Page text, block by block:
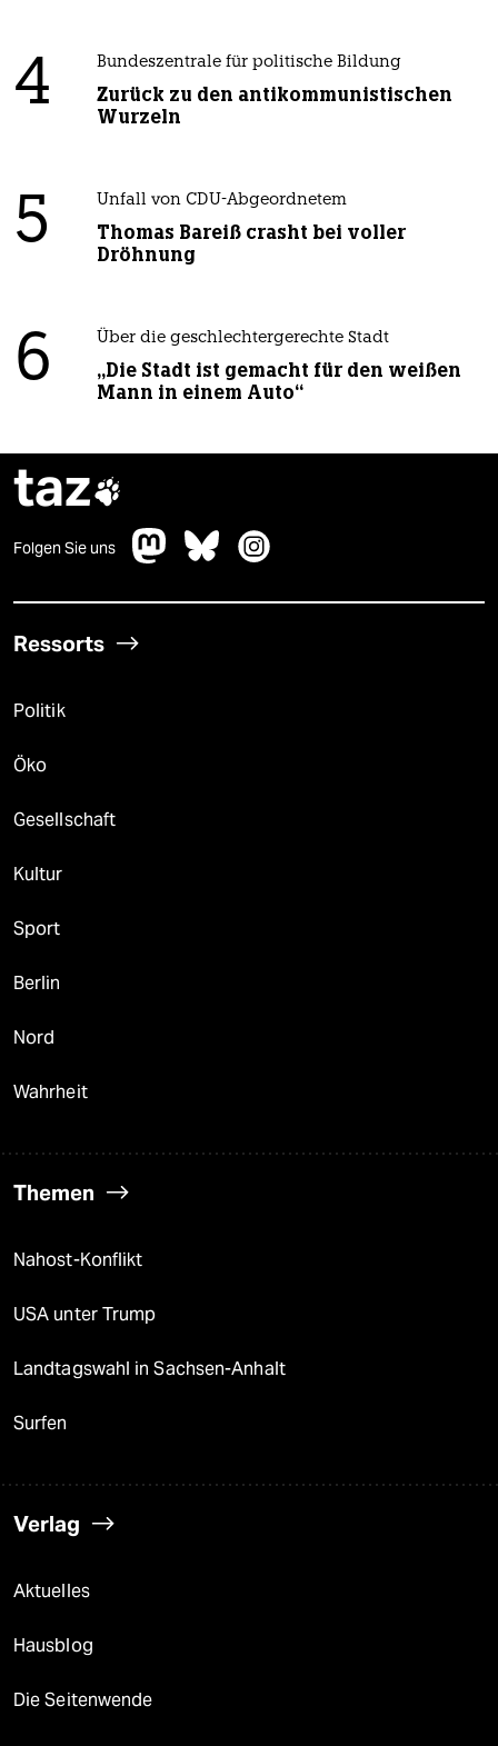
4 Bundeszentrale für politische Bildung
Zurück zu den antikommunistischen
Wurzeln
5 Unfall von CDU-Abgeordnetem
Thomas Bareiß crasht bei voller
Dröhnung
6 Über die geschlechtergerechte Stadt
„Die Stadt ist gemacht für den weißen
Mann in einem Auto“
taz
Folgen Sie uns
Ressorts
Politik
Öko
Gesellschaft
Kultur
Sport
Berlin
Nord
Wahrheit
Themen
Nahost-Konflikt
USA unter Trump
Landtagswahl in Sachsen-Anhalt
Surfen
Verlag
Aktuelles
Hausblog
Die Seitenwende